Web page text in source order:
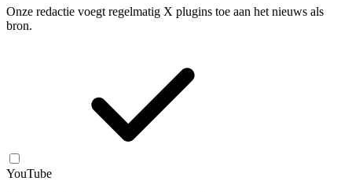
Onze redactie voegt regelmatig X plugins toe aan het nieuws als
bron.
YouTube